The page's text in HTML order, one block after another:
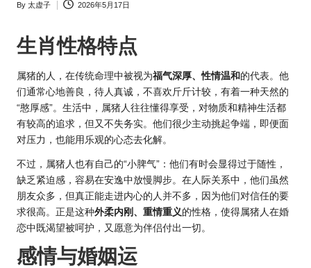
Posted
By 太虚子 2026年5月17日
生肖性格特点
属猪的人，在传统命理中被视为福气深厚、性情温和的代表。他
们通常心地善良，待人真诚，不喜欢斤斤计较，有着一种天然的
“憨厚感”。生活中，属猪人往往懂得享受，对物质和精神生活都
有较高的追求，但又不失务实。他们很少主动挑起争端，即便面
对压力，也能用乐观的心态去化解。
不过，属猪人也有自己的“小脾气”：他们有时会显得过于随性，
缺乏紧迫感，容易在安逸中放慢脚步。在人际关系中，他们虽然
朋友众多，但真正能走进内心的人并不多，因为他们对信任的要
求很高。正是这种外柔内刚、重情重义 的性格，使得属猪人在婚
恋中既渴望被呵护，又愿意为伴侣付出一切。
感情与婚姻运